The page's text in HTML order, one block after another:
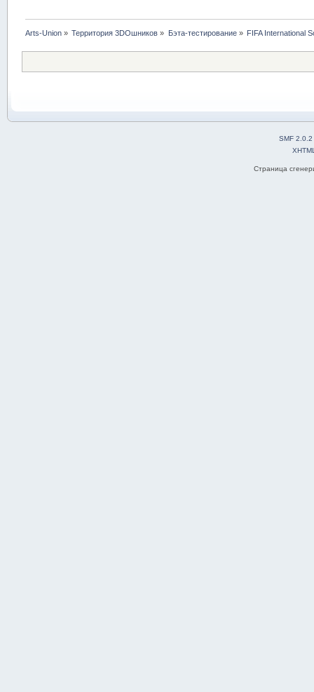
Arts-Union » Территория 3DOшников » Бэта-тестирование» FIFA International
SMF 2.0.2
Страница